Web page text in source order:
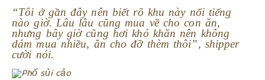
“Tôi ở gần đây nên biết rõ khu này nổi tiếng
nào giờ. Lâu lâu cũng mua về cho con ăn,
nhưng bây giờ cũng hơi khó khăn nên không
dám mua nhiều, ăn cho đỡ thèm thôi”, shipper
cười nói.